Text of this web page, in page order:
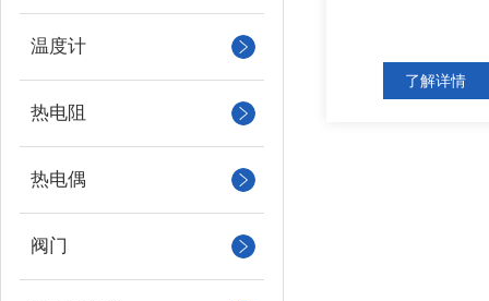
温度计
热电阻
热电偶
阀门
了解详情